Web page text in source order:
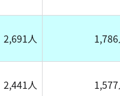
2,691人
2,441人